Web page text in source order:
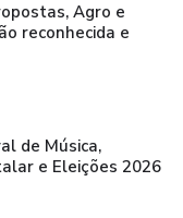
Agro e
reconhecida e
de Música,
e Eleições 2026